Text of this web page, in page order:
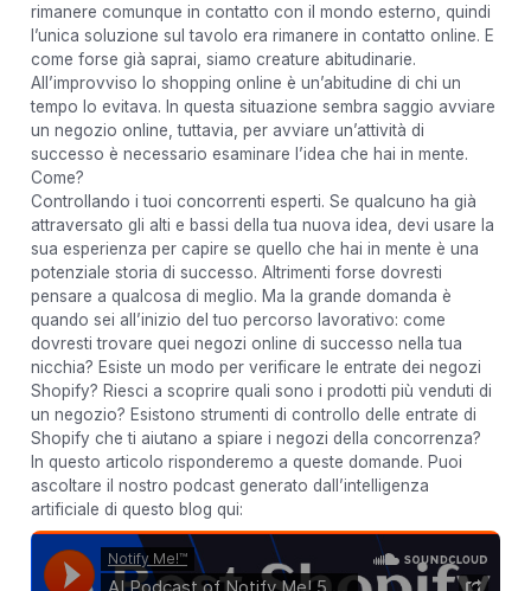
rimanere comunque in contatto con il mondo esterno, quindi
l’unica soluzione sul tavolo era rimanere in contatto online. E
come forse già saprai, siamo creature abitudinarie.
All’improvviso lo shopping online è un’abitudine di chi un
tempo lo evitava. In questa situazione sembra saggio avviare
un negozio online, tuttavia, per avviare un’attività di
successo è necessario esaminare l’idea che hai in mente.
Come?
Controllando i tuoi concorrenti esperti. Se qualcuno ha già
attraversato gli alti e bassi della tua nuova idea, devi usare la
sua esperienza per capire se quello che hai in mente è una
potenziale storia di successo. Altrimenti forse dovresti
pensare a qualcosa di meglio. Ma la grande domanda è
quando sei all’inizio del tuo percorso lavorativo: come
dovresti trovare quei negozi online di successo nella tua
nicchia? Esiste un modo per verificare le entrate dei negozi
Shopify? Riesci a scoprire quali sono i prodotti più venduti di
un negozio? Esistono strumenti di controllo delle entrate di
Shopify che ti aiutano a spiare i negozi della concorrenza?
In questo articolo risponderemo a queste domande. Puoi
ascoltare il nostro podcast generato dall’intelligenza
artificiale di questo blog qui: